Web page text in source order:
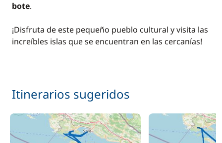
bote.
¡Disfruta de este pequeño pueblo cultural y visita las
increíbles islas que se encuentran en las cercanías!
Itinerarios sugeridos